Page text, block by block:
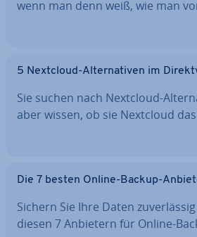
wenn man denn weiß, wie man
5 Nextcloud-Al­ter­na­ti­ven im
Sie suchen nach Nextcloud-
aber wissen, ob sie Nextcloud
Die 7 besten Online-Backup-
Sichern Sie Ihre Daten
diesen 7 Anbietern für Online-